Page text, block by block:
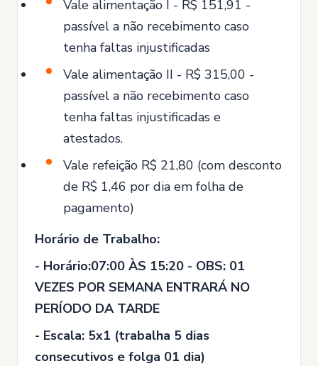
Vale alimentação I - R$ 151,91 -
passível a não recebimento caso
tenha faltas injustificadas
Vale alimentação II - R$ 315,00 -
passível a não recebimento caso
tenha faltas injustificadas e
atestados.
Vale refeição R$ 21,80 (com desconto
de R$ 1,46 por dia em folha de
pagamento)
Horário de Trabalho:
- Horário:07:00 ÀS 15:20 - OBS: 01
VEZES POR SEMANA ENTRARÁ NO
PERÍODO DA TARDE
- Escala: 5x1 (trabalha 5 dias
consecutivos e folga 01 dia)